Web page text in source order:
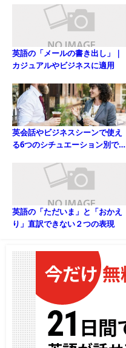
英語の「メールの書き出し」｜
カジュアルやビジネスに適用
英会話やビジネスシーンで使え
る6つのシチュエーション別で分
英語の「ただいま」と「おかえ
り」直訳できない２つの表現